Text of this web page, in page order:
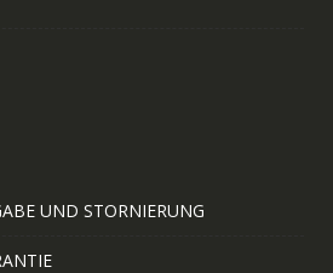
UND STORNIERUNG